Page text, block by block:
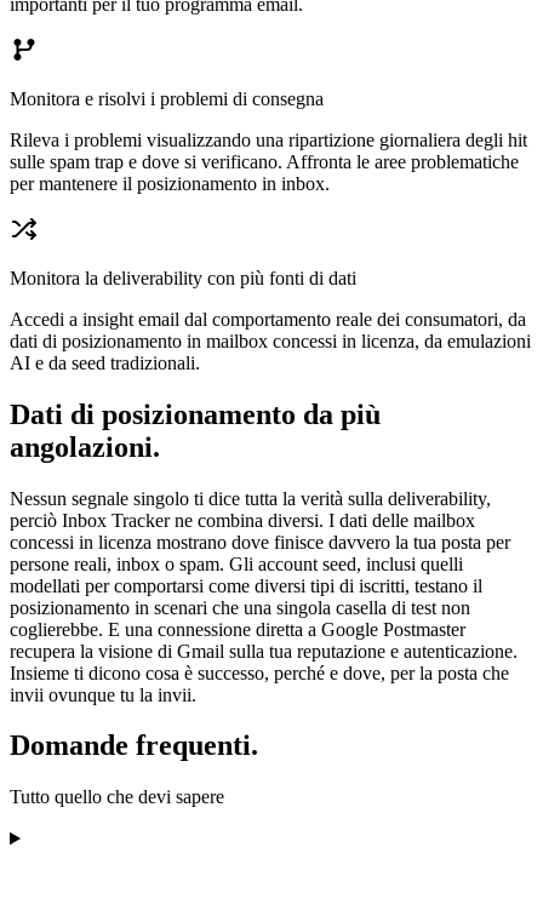
Monitora e risolvi i problemi di consegna
Rileva i problemi visualizzando una ripartizione giornaliera degli hit
sulle spam trap e dove si verificano. Affronta le aree problematiche
per mantenere il posizionamento in inbox.
Monitora la deliverability con più fonti di dati
Accedi a insight email dal comportamento reale dei consumatori, da
dati di posizionamento in mailbox concessi in licenza, da emulazioni
AI e da seed tradizionali.
Dati di posizionamento da più
angolazioni.
Nessun segnale singolo ti dice tutta la verità sulla deliverability,
perciò Inbox Tracker ne combina diversi. I dati delle mailbox
concessi in licenza mostrano dove finisce davvero la tua posta per
persone reali, inbox o spam. Gli account seed, inclusi quelli
modellati per comportarsi come diversi tipi di iscritti, testano il
posizionamento in scenari che una singola casella di test non
coglierebbe. E una connessione diretta a Google Postmaster
recupera la visione di Gmail sulla tua reputazione e autenticazione.
Insieme ti dicono cosa è successo, perché e dove, per la posta che
invii ovunque tu la invii.
Domande frequenti.
Tutto quello che devi sapere